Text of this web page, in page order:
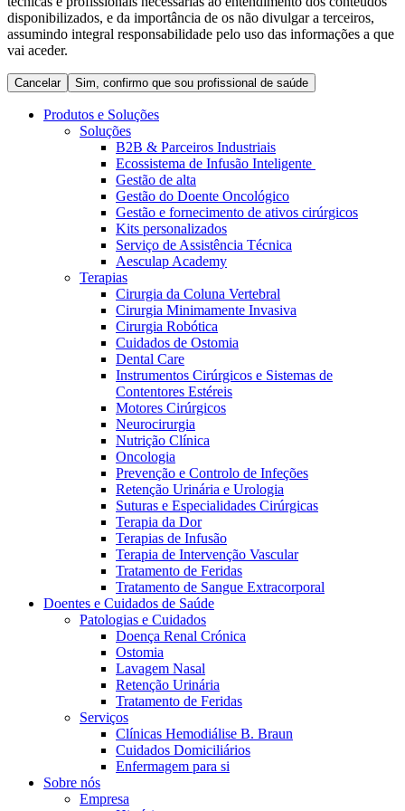
Terapias
Catálogo de Produtos
Encontre o produto que procura. Visite o catálogo de produtos
da B. Braun com o nosso portfólio completo.
Coordenamos os seus cuidados médicos quando recebe alta
do hospital. Para mais informações, visite a nossa página de
cuidados domiciliários.
Contactos
Centro de Inovação
Vamos impulsionar juntos a inovação na tecnologia médica.
Saiba mais sobre o nosso centro de inovação e apresente a sua
Em diálogo com a B. Braun. Entre em contacto connosco
disponibilizados, e da importância de os não divulgar a terceiros,
assumindo integral responsabilidade pelo uso das informações a que
vai aceder.
Cancelar Sim, confirmo que sou profissional de saúde
Produtos e Soluções
Soluções
B2B & Parceiros Industriais
Ecossistema de Infusão Inteligente
Gestão de alta
Gestão do Doente Oncológico
Gestão e fornecimento de ativos cirúrgicos
Kits personalizados
Serviço de Assistência Técnica
Aesculap Academy
Terapias
Cirurgia da Coluna Vertebral
Cirurgia Minimamente Invasiva
Cirurgia Robótica
Cuidados de Ostomia
Dental Care
Instrumentos Cirúrgicos e Sistemas de
Contentores Estéreis
Motores Cirúrgicos
Neurocirurgia
Nutrição Clínica
Oncologia
Prevenção e Controlo de Infeções
Retenção Urinária e Urologia
Suturas e Especialidades Cirúrgicas
Terapia da Dor
Terapias de Infusão
Terapia de Intervenção Vascular
Tratamento de Feridas
Tratamento de Sangue Extracorporal
Doentes e Cuidados de Saúde
Patologias e Cuidados
Doença Renal Crónica
Ostomia
Lavagem Nasal
Retenção Urinária
Tratamento de Feridas
Serviços
Clínicas Hemodiálise B. Braun
Cuidados Domiciliários
Enfermagem para si
Sobre nós
Empresa